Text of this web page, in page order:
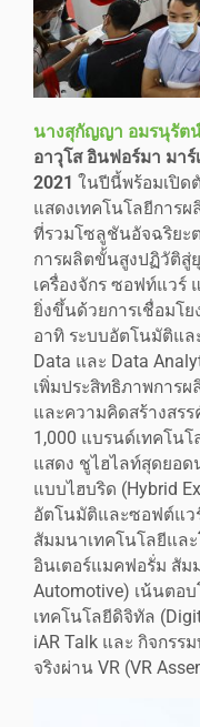
นางสุกัญญา อมรนุรัต
อาวุโส อินฟอร์มา มาร์
2021 ในปีนี้พร้อมเปิด
แสดงเทคโนโลยีการ
ที่รวมโซลูชันอัจฉริยะ
การผลิตขั้นสูงปฏิวัติสู่
เครื่องจักร ซอฟท์แวร์
ยิ่งขึ้นด้วยการเชื่อมโ
อาทิ ระบบอัตโนมัติแ
Data และ Data
เพิ่มประสิทธิภาพการ
และความคิดสร้างสร
1,000 แบรนด์เทคโน
แสดง ชูไฮไลท์สุดยอด
แบบไฮบริด (Hybrid
อัตโนมัติและซอฟต์แว
สัมมนาเทคโนโลยีแล
อินเตอร์แมคฟอรั่ม สั
Automotive) เน้นตอ
เทคโนโลยีดิจิทัล
iAR Talk และ กิจกรร
จริงผ่าน VR (VR